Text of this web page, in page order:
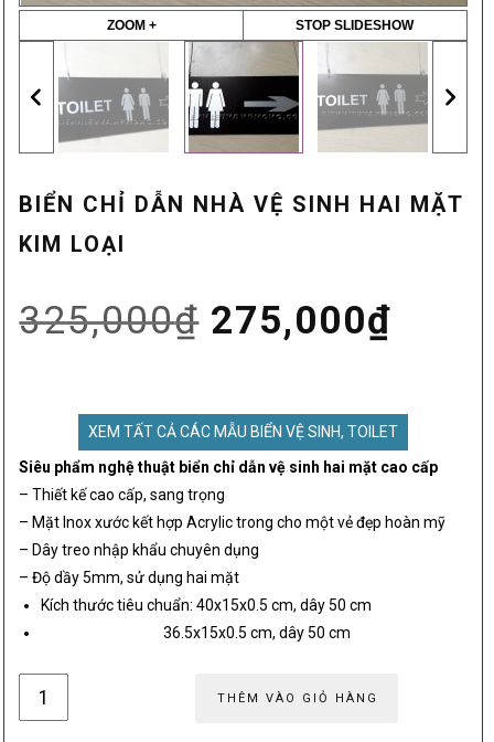
ZOOM + STOP SLIDESHOW
BIỂN CHỈ DẪN NHÀ VỆ SINH HAI MẶT
KIM LOẠI
325,000₫ Giá
là:
325,000₫.
275,000₫
tại
là:
XEM TẤT CẢ CÁC MẪU BIỂN VỆ SINH, TOILET
Siêu phẩm nghệ thuật biển chỉ dẫn vệ sinh hai mặt cao cấp
–Thiết kế cao cấp, sang trọng
– Mặt Inox xước kết hợp Acrylic trong cho một vẻ đẹp hoàn mỹ
– Dây treo nhập khẩu chuyên dụng
– Độ dầy 5mm, sử dụng hai mặt
Kích thước tiêu chuẩn: 40x15x0.5 cm, dây 50 cm
36.5x15x0.5 cm, dây 50 cm
THÊM VÀO GIỎ HÀNG